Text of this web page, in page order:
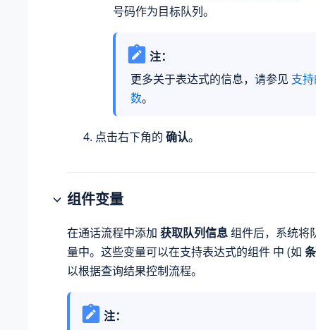
号码作为目标队列。
注：
更多关于表达式的信息，请参见 支
数。
点击右下角的 确认。
组件变量
在通话流程中添加 获取队列信息组件后，系统将
量中。这些变量可以在支持表达式的组件 中 (如
以根据查询结果控制流程。
注：